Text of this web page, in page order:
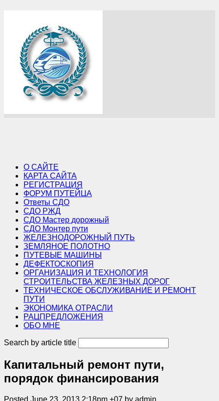
О САЙТЕ
КАРТА САЙТА
РЕГИСТРАЦИЯ
ФОРУМ ПУТЕЙЦА
Ответы СДО
СДО РЖД
СДО Мастер дорожный
СДО Монтер пути
ЖЕЛЕЗНОДОРОЖНЫЙ ПУТЬ
ЗЕМЛЯНОЕ ПОЛОТНО
ПУТЕВЫЕ МАШИНЫ
ДЕФЕКТОСКОПИЯ
ОРГАНИЗАЦИЯ И ТЕХНОЛОГИЯ
СТРОИТЕЛЬСТВА ЖЕЛЕЗНЫХ ДОРОГ
ТЕХНИЧЕСКОЕ ОБСЛУЖИВАНИЕ И РЕМОНТ
ПУТИ
ЭКОНОМИКА ОТРАСЛИ
РАЦПРЕДЛОЖЕНИЯ
ОБО МНЕ
Search by article title
Капитальный ремонт пути,
порядок финансирования
Posted June 23, 2013 2:18pm +07 by admin